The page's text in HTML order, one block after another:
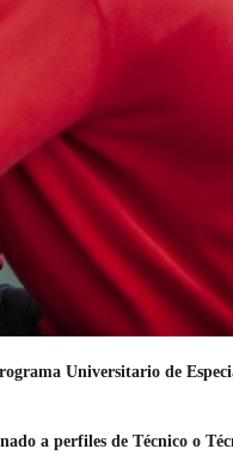
Universitario de
a perfiles de Técnico o